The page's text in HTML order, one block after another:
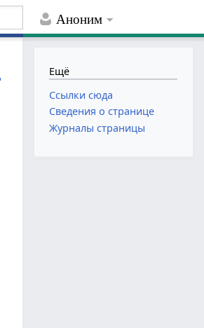
Аноним
Ещё
Ссылки сюда
Сведения о странице
Журналы страницы